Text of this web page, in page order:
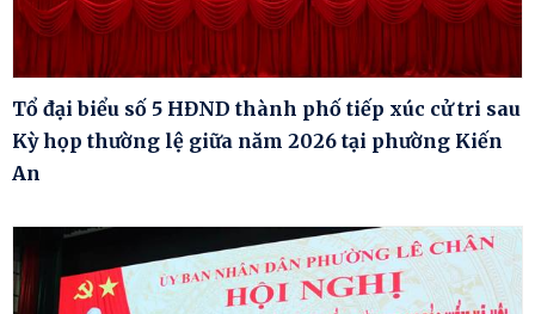
Tổ đại biểu số 5 HĐND thành phố tiếp xúc cử tri sau
Kỳ họp thường lệ giữa năm 2026 tại phường Kiến
An